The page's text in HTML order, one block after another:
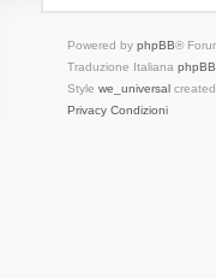
Powered by phpBB®
Traduzione Italiana
Style we_universalcreated
Privacy Condizioni